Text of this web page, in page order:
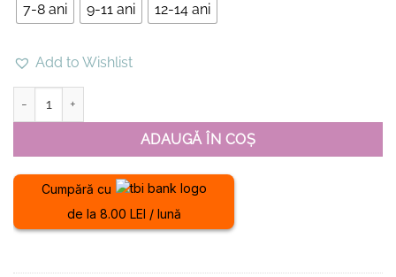
7-8 ani
9-11 ani 12-14 ani
Add to Wishlist
ADAUGĂ ÎN COȘ
Cumpără cu
de la 8.00 LEI / lună